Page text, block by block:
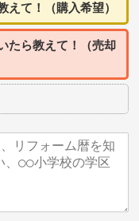
えて！（購入希望）
たら教えて！（売却